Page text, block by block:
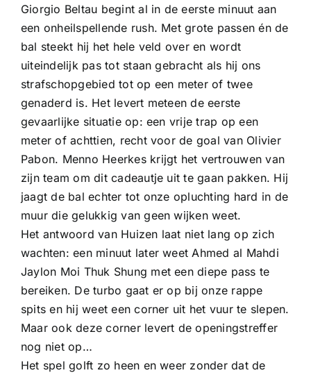
Giorgio Beltau begint al in de eerste minuut aan
een onheilspellende rush. Met grote passen én de
bal steekt hij het hele veld over en wordt
uiteindelijk pas tot staan gebracht als hij ons
strafschopgebied tot op een meter of twee
genaderd is. Het levert meteen de eerste
gevaarlijke situatie op: een vrije trap op een
meter of achttien, recht voor de goal van Olivier
Pabon. Menno Heerkes krijgt het vertrouwen van
zijn team om dit cadeautje uit te gaan pakken. Hij
jaagt de bal echter tot onze opluchting hard in de
muur die gelukkig van geen wijken weet.
Het antwoord van Huizen laat niet lang op zich
wachten: een minuut later weet Ahmed al Mahdi
Jaylon Moi Thuk Shung met een diepe pass te
bereiken. De turbo gaat er op bij onze rappe
spits en hij weet een corner uit het vuur te slepen.
Maar ook deze corner levert de openingstreffer
nog niet op…
Het spel golft zo heen en weer zonder dat de